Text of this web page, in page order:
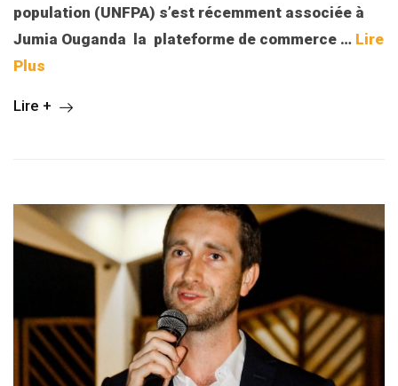
population (UNFPA) s’est récemment associée à
Jumia Ouganda la plateforme de commerce … Lire
Plus
Lire +